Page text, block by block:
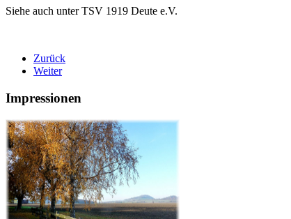
Siehe auch unter TSV 1919 Deute e.V.
Zurück
Weiter
Impressionen